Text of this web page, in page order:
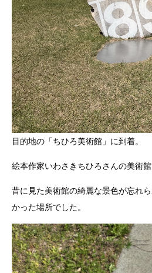
目的地の「ちひろ美術館」に到着。
絵本作家いわさきちひろさんの美術館
昔に見た美術館の綺麗な景色が忘れ
かった場所でした。